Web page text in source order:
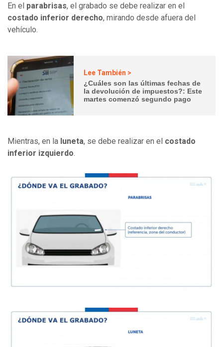
En el parabrisas, el grabado se debe realizar en el
costado inferior derecho, mirando desde afuera del
vehículo.
Lee También >
¿Cuáles son las últimas fechas de
la devolución de impuestos?: Este
martes comenzó segundo pago
Mientras, en la luneta, se debe realizar en el costado
inferior izquierdo.